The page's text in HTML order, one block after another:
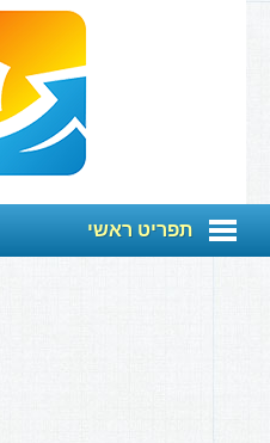
תפריט ראשי